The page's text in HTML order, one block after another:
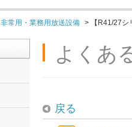
非常用・業務用放送設備 > 【R41/27
よくあ
戻る